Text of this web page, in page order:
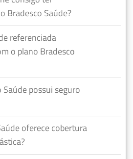
Bradesco Saúde?
referenciada
o plano Bradesco
Saúde possui seguro
oferece cobertura